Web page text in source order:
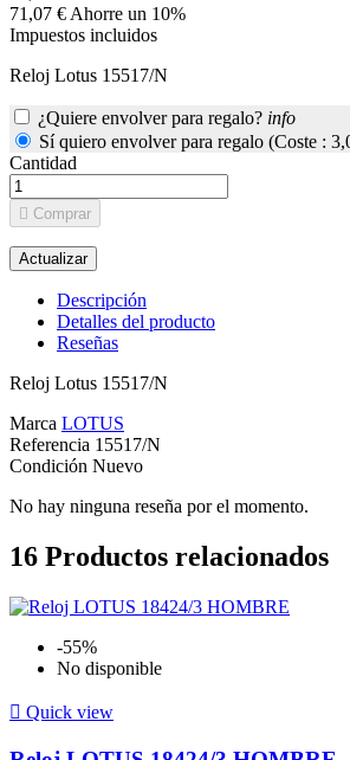
71,07 €Ahorre un 10%
Impuestos incluidos
Reloj Lotus 15517/N
¿Quiere envolver para regalo? info
Sí quiero envolver para regalo (Coste :
Cantidad
 Comprar
Descripción
Detalles del producto
Reseñas
Reloj Lotus 15517/N
Marca LOTUS
Referencia 15517/N
Condición Nuevo
No hay ninguna reseña por el momento.
16 Productos relacionados
-55%
No disponible
 Quick view